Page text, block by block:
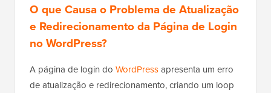
O que Causa o Problema de Atualização
e Redirecionamento da Página de Login
no WordPress?
A página de login do WordPressapresenta um erro
de atualização e redirecionamento, criando um loop